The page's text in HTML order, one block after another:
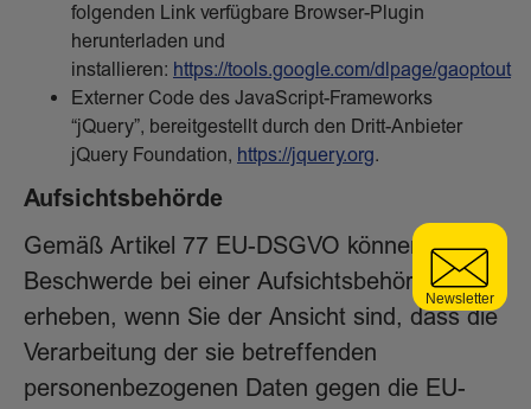
folgenden Link verfügbare Browser-Plugin
herunterladen und
installieren: https://tools.google.com/dlpage/gaoptout
Externer Code des JavaScript-Frameworks
“jQuery”, bereitgestellt durch den Dritt-Anbieter
jQuery Foundation, https://jquery.org.
Aufsichtsbehörde
Gemäß Artikel 77 EU-DSGVO können Sie
Beschwerde bei einer Aufsichtsbehörde
erheben, wenn Sie der Ansicht sind, dass die
Verarbeitung der sie betreffenden
personenbezogenen Daten gegen die EU-